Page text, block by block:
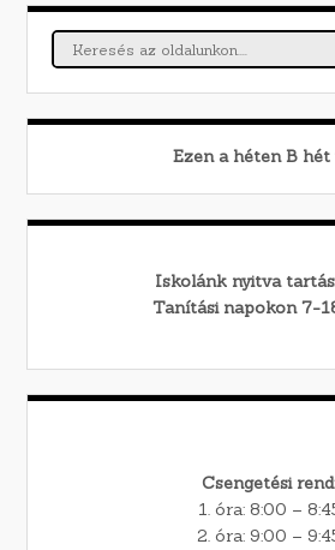
Ezen a héten B hét
Iskolánk nyitva
Tanítási napokon 7-
Csengetési rend:
1. óra: 8:00 –
2. óra: 9:00 –